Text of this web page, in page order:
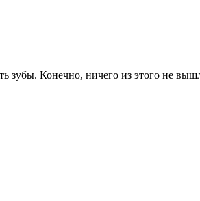
зубы. Конечно, ничего из этого не